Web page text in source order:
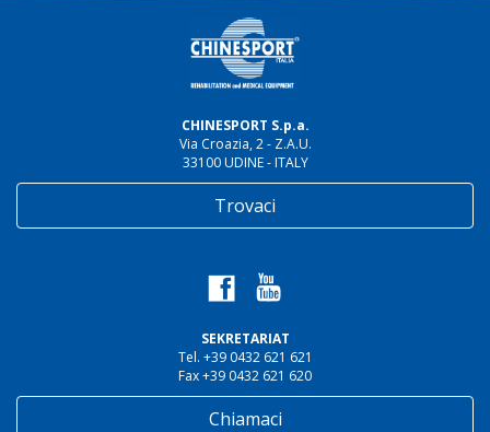
CHINESPORT S.p.a.
Via Croazia, 2 - Z.A.U.
33100 UDINE - ITALY
Trovaci
SEKRETARIAT
Tel. +39 0432 621 621
Fax +39 0432 621 620
Chiamaci